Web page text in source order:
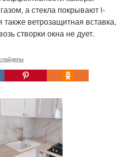
а стекла покрывают i-
ветрозащитная вставка,
створки окна не дует.